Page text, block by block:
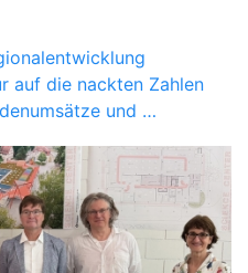
auf die nackten Zahlen
und …